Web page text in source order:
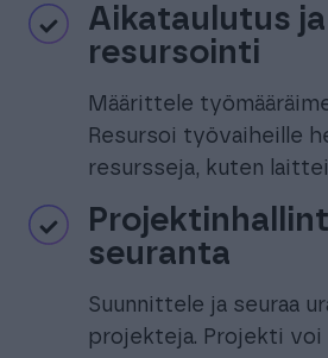
Aikataulutus ja
resursointi
Määrittele
Resursoi työvaiheille
resursseja, kuten
seuranta
Suunnittele ja seuraa
projekteja. Projekti voi